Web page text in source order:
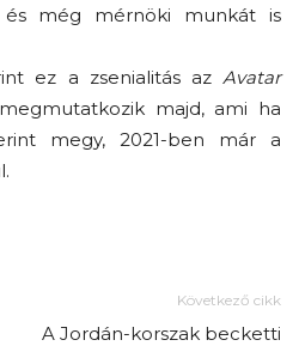
és még mérnöki munkát is
ez a zsenialitás az Avatar
majd, ami ha
megy, 2021-ben már a
Következő cikk
A Jordán-korszak becketti